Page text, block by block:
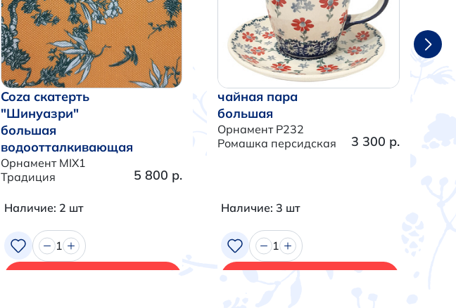
Coza скатерть
"Шинуазри"
большая
водоотталкивающая
Орнамент MIX1
Традиция
5 800 р.
Наличие: 2 шт
1
чайная пара
большая
Орнамент P232
Ромашка персидская
3 300 р.
Наличие: 3 шт
1